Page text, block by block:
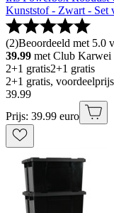
Kunststof - Zwart - Set
(2)Beoordeeld met 5.0
39.99 met Club Karwei
2+1 gratis2+1 gratis
2+1 gratis,
39.99
Prijs: 39.99 euro